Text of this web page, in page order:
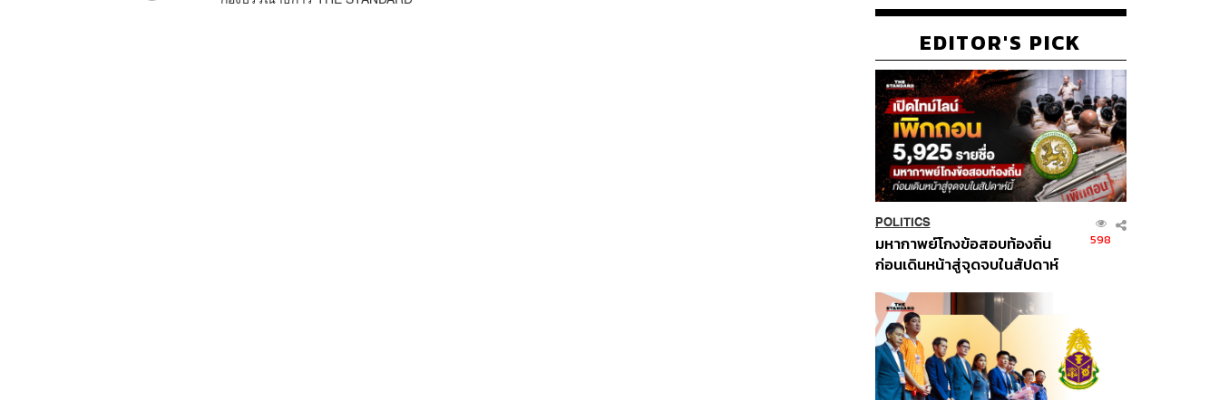
EDITOR'S PICK
POLITICS
มหากาพย์โกงข้อสอบท้องถิ่น
ก่อนเดินหน้าสู่จุดจบในสัปดาห์
598